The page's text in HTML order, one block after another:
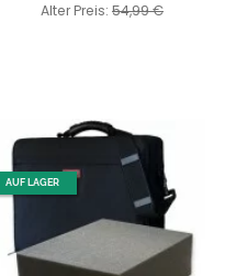
Alter Preis: 54,99 €
AUF LAGER